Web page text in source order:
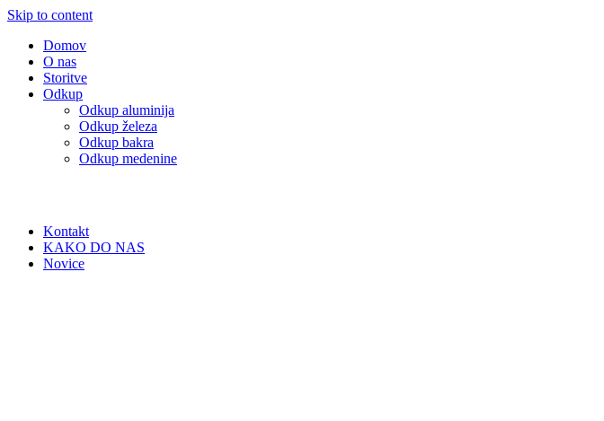
Skip to content
Domov
O nas
Storitve
Odkup
Odkup aluminija
Odkup železa
Odkup bakra
Odkup medenine
Kontakt
KAKO DO NAS
Novice